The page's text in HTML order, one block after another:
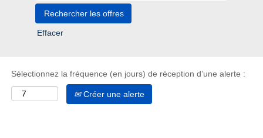
Effacer
Sélectionnez la fréquence (en jours) de réception d’une alerte :
Créer une alerte